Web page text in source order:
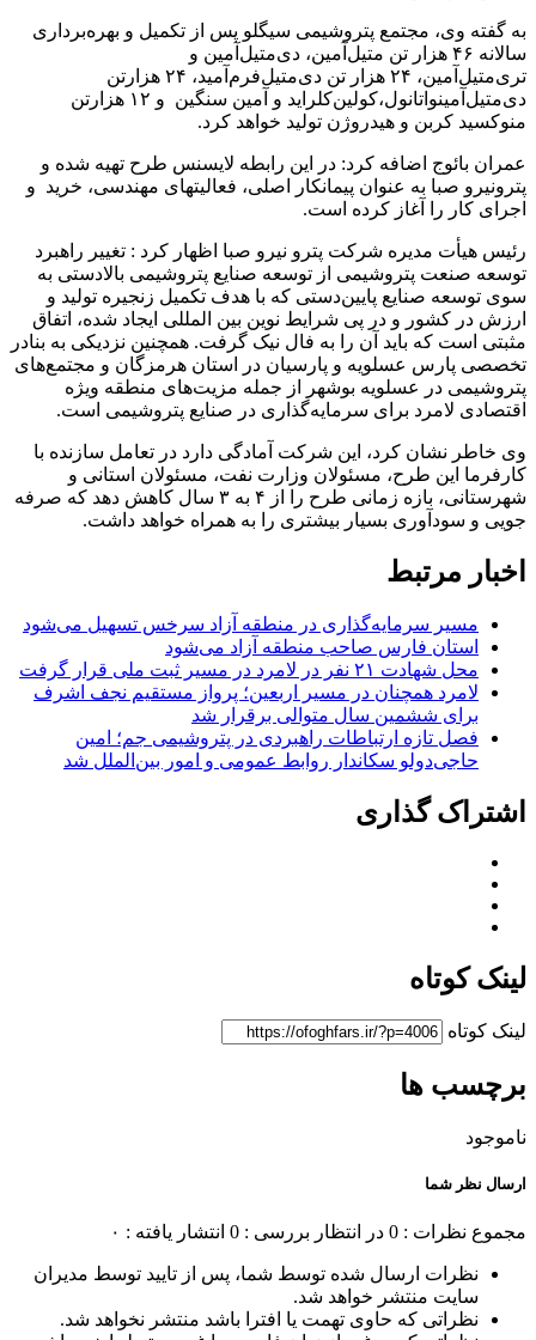
به گفته وی، مجتمع پتروشیمی سیگلو پس از تکمیل و بهره‌برداری
سالانه ۴۶ هزار تن متیل‌آمین، دی‌متیل‌آمین و
تری‌متیل‌آمین، ۲۴ هزار تن دی‌متیل‌فرم‌آمید، ۲۴ هزارتن
دی‌متیل‌آمینواتانول،کولین‌کلراید و آمین‌ سنگین‌ و ۱۲ هزارتن
منوکسید کربن و هیدروژن تولید خواهد کرد.
عمران بائوج اضافه کرد: در این رابطه لایسنس طرح تهیه شده و
پترونیرو صبا به عنوان پیمانکار اصلی، فعالیتهای مهندسی، خرید و
اجرای کار را آغاز کرده است.
رئیس هیأت مدیره شرکت پترو نیرو صبا اظهار کرد : تغییر راهبرد
توسعه صنعت پتروشیمی از توسعه صنایع پتروشیمی بالادستی به
سوی توسعه صنایع پایین‌دستی که با هدف تکمیل زنجیره تولید و
ارزش در کشور و در پی شرایط نوین بین المللی ایجاد شده، اتفاق
مثبتی است که باید آن را به فال نیک گرفت. همچنین نزدیکی به بنادر
تخصصی پارس عسلویه و پارسیان در استان هرمزگان و مجتمع‌های
پتروشیمی در عسلویه بوشهر از جمله مزیت‌های منطقه ویژه
اقتصادی لامرد برای سرمایه‌گذاری در صنایع پتروشیمی است.
وی خاطر نشان کرد، این شرکت آمادگی دارد در تعامل سازنده با
کارفرما این طرح، مسئولان وزارت نفت، مسئولان استانی و
شهرستانی، بازه زمانی طرح را از ۴ به ۳ سال کاهش دهد که صرفه
جویی و سودآوری بسیار بیشتری را به همراه خواهد داشت.
اخبار مرتبط
مسیر سرمایه‌گذاری در منطقه آزاد سرخس تسهیل می‌شود
استان فارس صاحب منطقه آزاد می‌شود
محل شهادت ۲۱ نفر در لامرد در مسیر ثبت ملی قرار گرفت
لامرد همچنان در مسیر اربعین؛ پرواز مستقیم نجف اشرف
برای ششمین سال متوالی برقرار شد
فصل تازه ارتباطات راهبردی در پتروشیمی جم؛ امین
حاجی‌دولو سکاندار روابط عمومی و امور بین‌الملل شد
اشتراک گذاری
لینک کوتاه
لینک کوتاه
برچسب ها
ناموجود
ارسال نظر شما
مجموع نظرات : 0 در انتظار بررسی : 0 انتشار یافته : ۰
نظرات ارسال شده توسط شما، پس از تایید توسط مدیران
سایت منتشر خواهد شد.
نظراتی که حاوی تهمت یا افترا باشد منتشر نخواهد شد.